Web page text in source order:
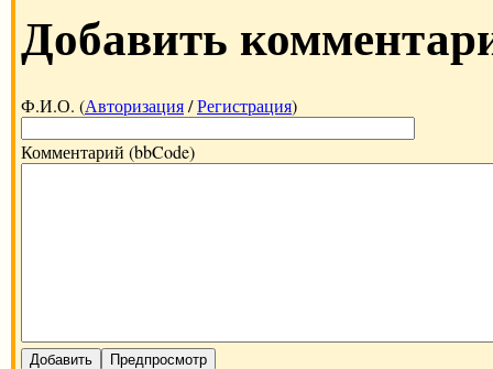
Добавить
Ф.И.О. (Авторизация/Регистрация)
Комментарий (bbCode)
Добавить Предпросмотр